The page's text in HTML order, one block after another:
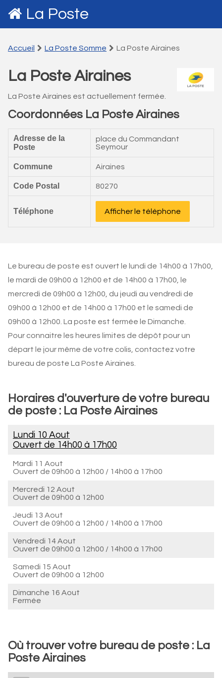
La Poste
Accueil La Poste Somme La Poste Airaines
La Poste Airaines
La Poste Airaines est actuellement fermée.
Coordonnées La Poste Airaines
Adresse de la
Poste
place du Commandant
Seymour
Commune Airaines
Code Postal 80270
Téléphone Afficher le téléphone
Le bureau de poste est ouvert le lundi de 14h00 à 17h00,
le mardi de 09h00 à 12h00 et de 14h00 à 17h00, le
mercredi de 09h00 à 12h00, du jeudi au vendredi de
09h00 à 12h00 et de 14h00 à 17h00 et le samedi de
09h00 à 12h00. La poste est fermée le Dimanche.
Pour connaitre les heures limites de dépôt pour un
départ le jour même de votre colis, contactez votre
bureau de poste La Poste Airaines.
Horaires d'ouverture de votre bureau
de poste : La Poste Airaines
Lundi 10 Aout
Ouvert de 14h00 à 17h00
Mardi 11 Aout
Ouvert de 09h00 à 12h00 / 14h00 à 17h00
Mercredi 12 Aout
Ouvert de 09h00 à 12h00
Jeudi 13 Aout
Ouvert de 09h00 à 12h00 / 14h00 à 17h00
Vendredi 14 Aout
Ouvert de 09h00 à 12h00 / 14h00 à 17h00
Samedi 15 Aout
Ouvert de 09h00 à 12h00
Dimanche 16 Aout
Fermée
Où trouver votre bureau de poste : La
Poste Airaines